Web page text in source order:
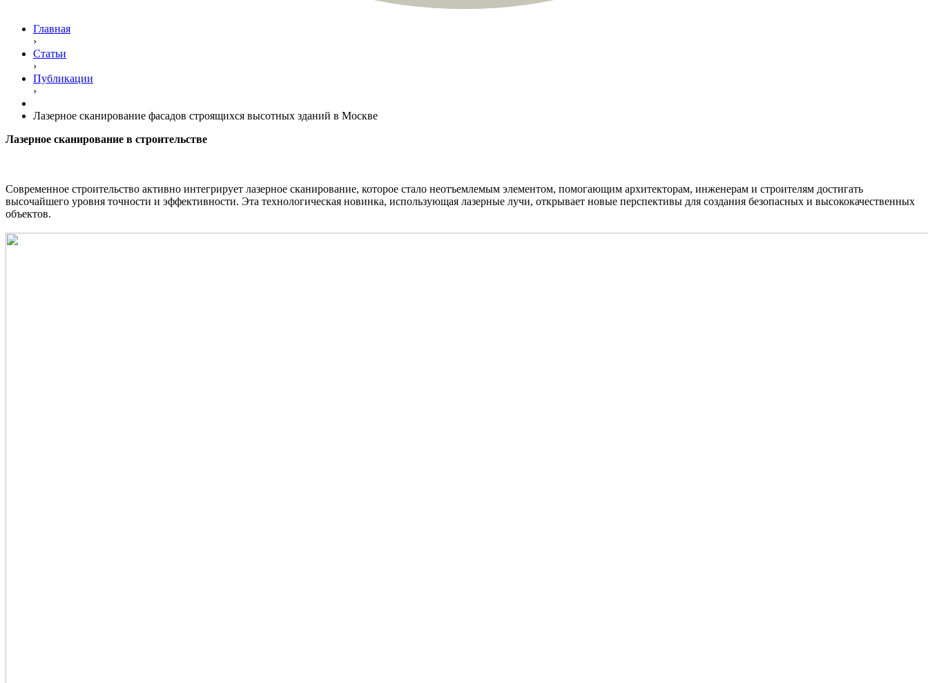
Главная
›
Статьи
›
Публикации
›
Лазерное сканирование фасадов строящихся высотных зданий в Москве
Лазерное сканирование в строительстве
Современное строительство активно интегрирует лазерное сканирование, которое стало неотъемлемым элементом, помогающим архитекторам, инженерам и строителям достигать
высочайшего уровня точности и эффективности. Эта технологическая новинка, использующая лазерные лучи, открывает новые перспективы для создания безопасных и высококачественных
объектов.